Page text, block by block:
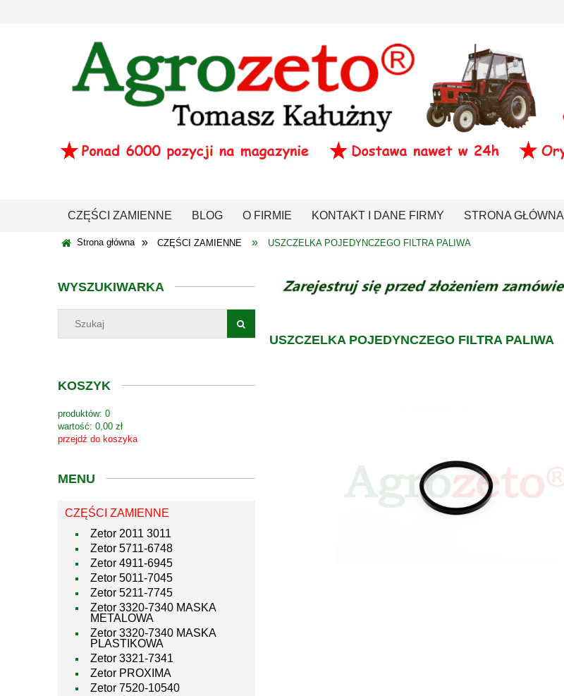
CZĘŚCI ZAMIENNE BLOG O FIRMIE KONTAKT I DANE FIRMY STRONA GŁÓWNA
Strona główna » CZĘŚCI ZAMIENNE » USZCZELKA POJEDYNCZEGO FILTRA PALIWA
WYSZUKIWARKA
KOSZYK
produktów: 0
wartość: 0,00 zł
przejdź do koszyka
MENU
CZĘŚCI ZAMIENNE
Zetor 2011 3011
Zetor 5711-6748
Zetor 4911-6945
Zetor 5011-7045
Zetor 5211-7745
Zetor 3320-7340 MASKA
METALOWA
Zetor 3320-7340 MASKA
PLASTIKOWA
Zetor 3321-7341
Zetor PROXIMA
Zetor 7520-10540
USZCZELKA POJEDYNCZEGO FILTRA PALIWA